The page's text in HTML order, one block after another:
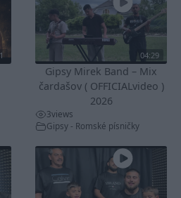
04:29
Gipsy Mirek Band – Mix
čardašov ( OFFICIALvideo )
2026
3views
Gipsy - Romské písničky